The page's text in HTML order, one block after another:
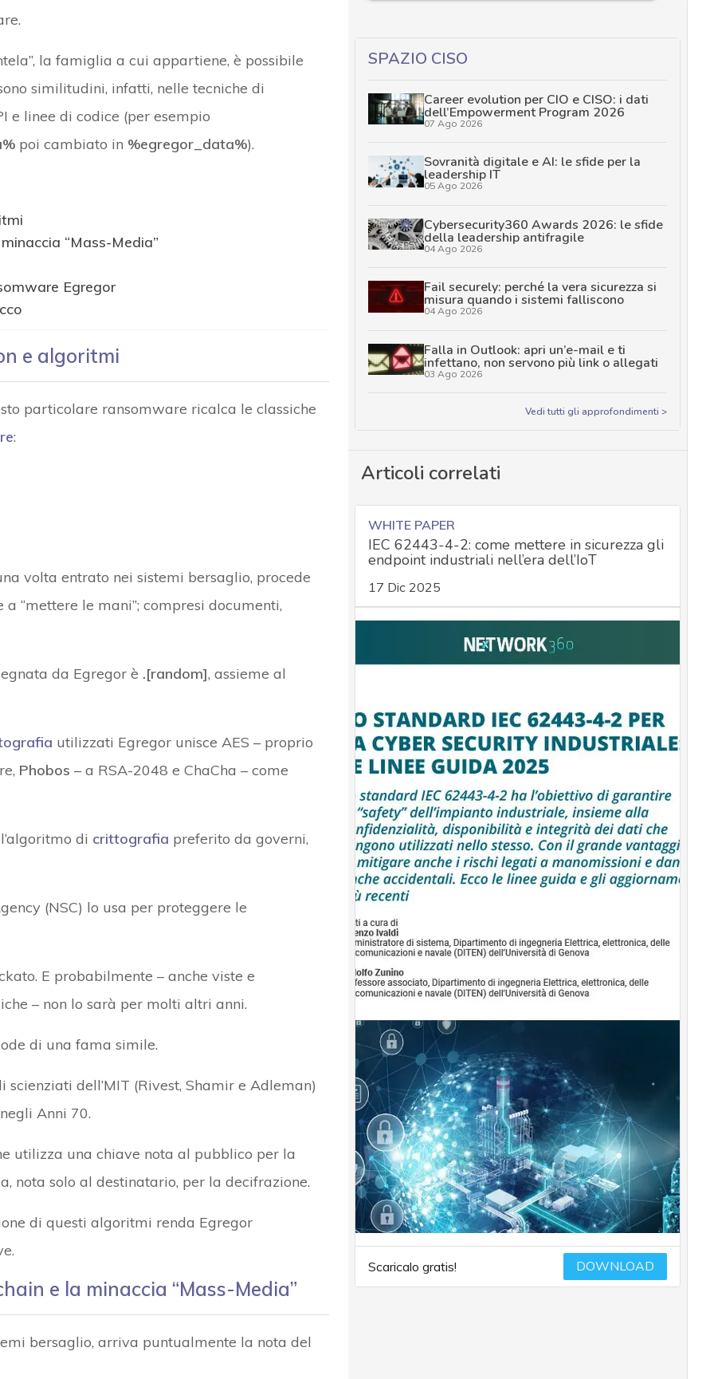
la famiglia a cui appartiene, è possibile
similitudini, infatti, nelle tecniche di
e linee di codice (per esempio
poi cambiato in %egregor_data%).
“Mass-Media”
Egregor
e algoritmi
particolare ransomware ricalca le classiche
:
volta entrato nei sistemi bersaglio, procede
“mettere le mani”; compresi documenti,
da Egregor è .[random], assieme al
utilizzati Egregor unisce AES – proprio
Phobos – a RSA-2048 e ChaCha – come
di crittografia preferito da governi,
(NSC) lo usa per proteggere le
E probabilmente – anche viste e
– non lo sarà per molti altri anni.
di una fama simile.
dell’MIT (Rivest, Shamir e Adleman)
Anni 70.
utilizza una chiave nota al pubblico per la
nota solo al destinatario, per la decifrazione.
di questi algoritmi renda Egregor
e la minaccia “Mass-Media”
bersaglio, arriva puntualmente la nota del
SPAZIO CISO
Career evolution per CIO e CISO: i dati
dell’Empowerment Program 2026
07 Ago 2026
Sovranità digitale e AI: le sfide per la
leadership IT
05 Ago 2026
Cybersecurity360 Awards 2026: le sfide
della leadership antifragile
04 Ago 2026
Fail securely: perché la vera sicurezza si
misura quando i sistemi falliscono
04 Ago 2026
Falla in Outlook: apri un’e-mail e ti
infettano, non servono più link o allegati
03 Ago 2026
Vedi tutti gli approfondimenti >
Articoli correlati
WHITE PAPER
IEC 62443-4-2: come mettere in sicurezza gli
endpoint industriali nell’era dell’IoT
17 Dic 2025
Scaricalo gratis! DOWNLOAD